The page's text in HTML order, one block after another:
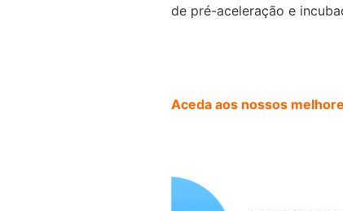
de pré-aceleração e
Aceda aos nossos